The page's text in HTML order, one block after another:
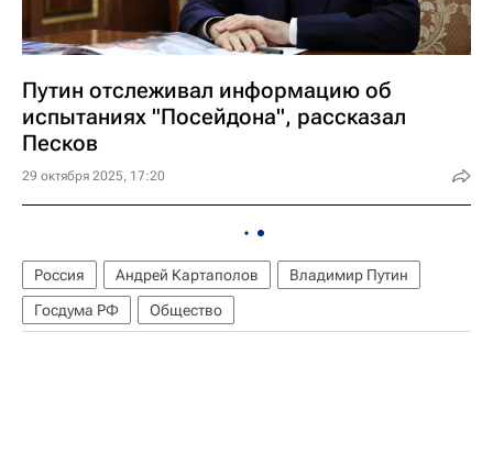
Путин отслеживал информацию об
испытаниях "Посейдона", рассказал
Песков
29 октября 2025, 17:20
Россия Андрей Картаполов
Владимир Путин
Госдума РФ
Общество